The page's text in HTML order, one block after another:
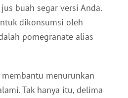
buah segar versi Anda.
dikonsumsi oleh
pomegranate alias
menurunkan
Tak hanya itu, delima